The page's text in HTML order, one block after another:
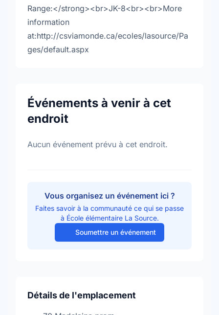
Range:</strong><br>JK-8<br><br>More
information
at:http://csviamonde.ca/ecoles/lasource/Pa
ges/default.aspx
Événements à venir à cet
endroit
Aucun événement prévu à cet endroit.
Vous organisez un événement ici ?
Faites savoir à la communauté ce qui se passe
à École élémentaire La Source.
Soumettre un événement
Détails de l'emplacement